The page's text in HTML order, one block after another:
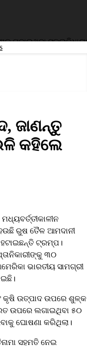
ପଢ଼ାଉଥିବା ସ୍କୁଲବିଧାୟକ
ଜାଣନ୍ତୁ
କହିଲେ
ରୁଷ ତୈଳ ଆମଦାନୀ
ଟ୍ରମ୍ପ।
୩୦
ଭାରତୀୟ ସାମଗ୍ରୀ
କୃଷି ଉତ୍ପାଦ ଉପରେ ଶୁଳ୍କ
ଉପରେ ଲଗାଇଥିବା ୫୦
ଘୋଷଣା କରିଥିଲା।
ସହମତି ନେଇ